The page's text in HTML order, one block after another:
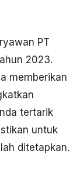
PT
2023.
memberikan
tertarik
untuk
ditetapkan.